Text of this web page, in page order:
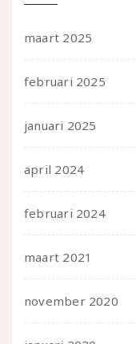
maart 2025
februari 2025
januari 2025
april 2024
februari 2024
maart 2021
november 2020